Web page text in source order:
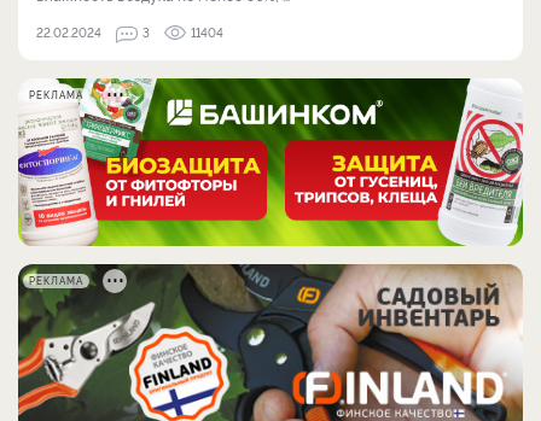
22.02.2024 3 11404
РЕКЛАМА
РЕКЛАМА